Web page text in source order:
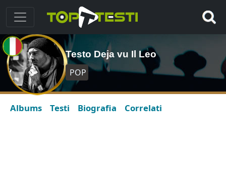
Testo Deja vu Il Leo
POP
Albums Testi Biografia Correlati